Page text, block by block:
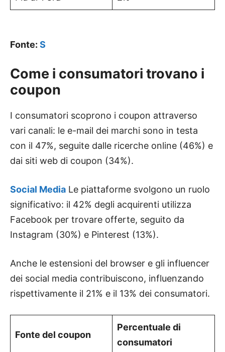
Fonte: S
Come i consumatori trovano i
coupon
I consumatori scoprono i coupon attraverso
vari canali: le e-mail dei marchi sono in testa
con il 47%, seguite dalle ricerche online (46%) e
dai siti web di coupon (34%).
Social Media Le piattaforme svolgono un ruolo
significativo: il 42% degli acquirenti utilizza
Facebook per trovare offerte, seguito da
Instagram (30%) e Pinterest (13%).
Anche le estensioni del browser e gli influencer
dei social media contribuiscono, influenzando
rispettivamente il 21% e il 13% dei consumatori.
Fonte del coupon
Percentuale di
consumatori